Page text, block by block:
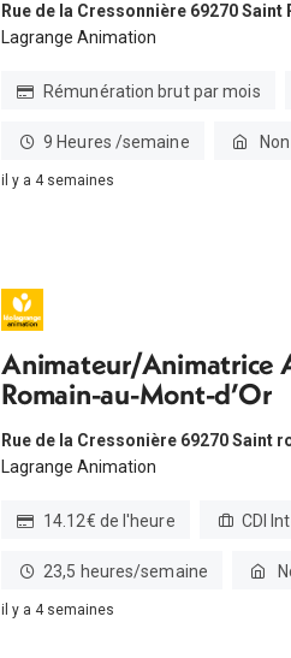
Rue de la Cressonnière 69270 Saint
Lagrange Animation
Rémunération brut par mois
9 Heures /semaine Non
il y a 4 semaines
Animateur/Animatrice
Romain-au-Mont-d’Or
Rue de la Cressonière 69270 Saint
Lagrange Animation
14.12€ de l'heure CDI
23,5 heures/semaine
il y a 4 semaines